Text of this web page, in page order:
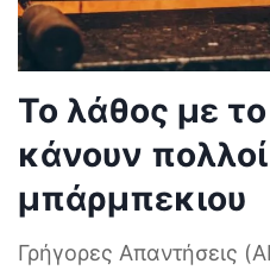
Το λάθος με
κάνουν
μπάρμπεκιου
Γρήγορες Απαντήσεις